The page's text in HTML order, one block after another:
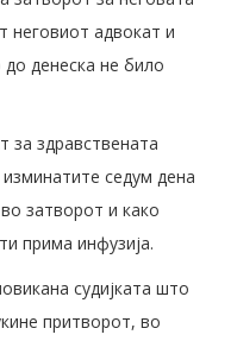
неговиот адвокат и
денеска не било
за здравствената
седум дена
затворот и како
прима инфузија.
судијката што
притворот, во